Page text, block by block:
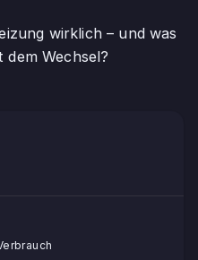
wirklich – und was
dem Wechsel?